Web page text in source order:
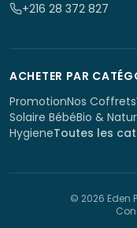
+216 28 372 827
ACHETER PAR
PromotionNos Coffrets
Solaire BébéBio &
HygieneToutes les
© 2026 Eden